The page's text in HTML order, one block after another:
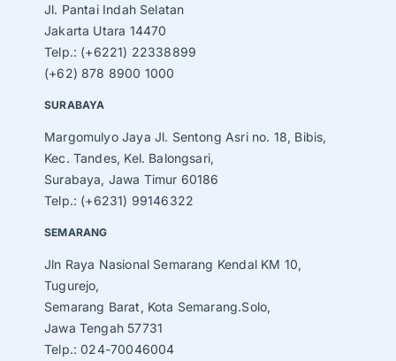
Jl. Pantai Indah Selatan
Jakarta Utara 14470
Telp.: (+6221) 22338899
(+62) 878 8900 1000
SURABAYA
Margomulyo Jaya Jl. Sentong Asri no. 18, Bibis,
Kec. Tandes, Kel. Balongsari,
Surabaya, Jawa Timur 60186
Telp.: (+6231) 99146322
SEMARANG
Jln Raya Nasional Semarang Kendal KM 10,
Tugurejo,
Semarang Barat, Kota Semarang.Solo,
Jawa Tengah 57731
Telp.: 024-70046004